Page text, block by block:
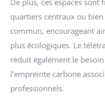
quartiers centraux ou
commun, encourageant
plus écologiques. Le
réduit également le
l’empreinte carbone
professionnels.